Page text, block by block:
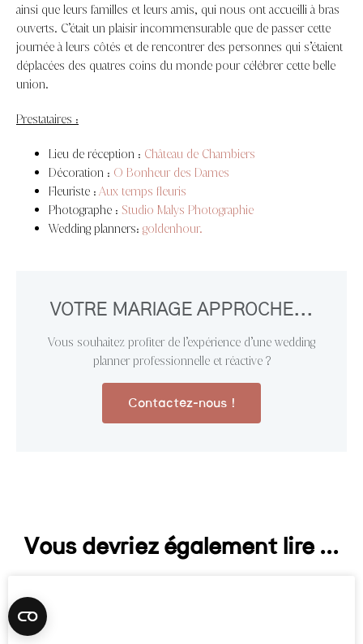
ainsi que leurs familles et leurs amis, qui nous ont accueilli à bras
ouverts. C’était un plaisir incommensurable que de passer cette
journée à leurs côtés et de rencontrer des personnes qui s’étaient
déplacées des quatres coins du monde pour célébrer cette belle
union.
Prestataires :
Lieu de réception : Château de Chambiers
Décoration : O Bonheur des Dames
Fleuriste : Aux temps fleuris
Photographe : Studio Malys Photographie
Wedding planners: goldenhour.
VOTRE MARIAGE APPROCHE...
Vous souhaitez profiter de l’expérience d’une wedding
planner professionnelle et réactive ?
Contactez-nous !
Vous devriez également lire ...